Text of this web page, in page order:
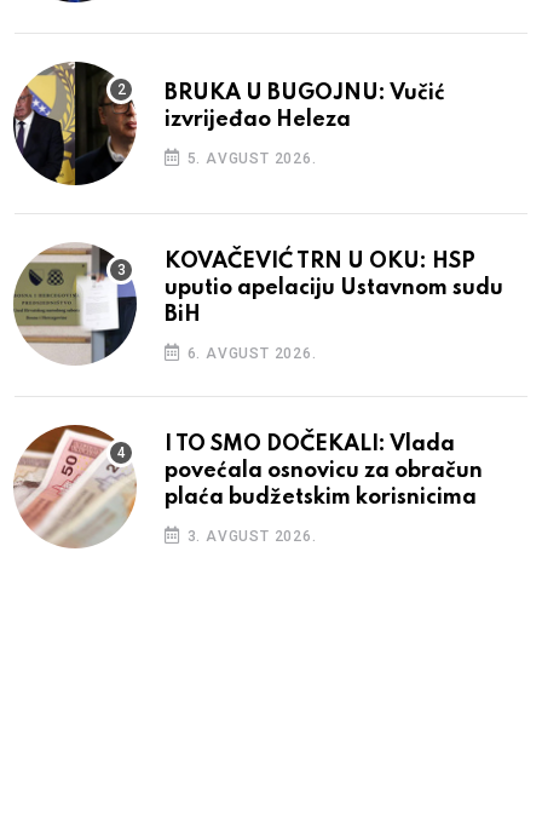
BRUKA U BUGOJNU: Vučić
izvrijeđao Heleza
5. AVGUST 2026.
KOVAČEVIĆ TRN U OKU: HSP
uputio apelaciju Ustavnom sudu
BiH
6. AVGUST 2026.
I TO SMO DOČEKALI: Vlada
povećala osnovicu za obračun
plaća budžetskim korisnicima
3. AVGUST 2026.